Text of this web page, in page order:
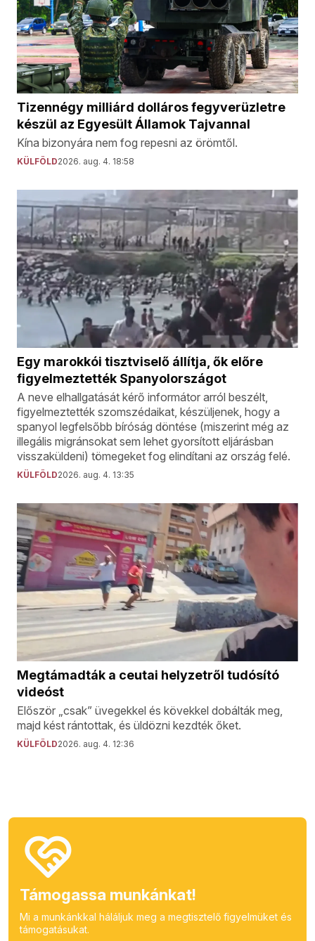
Tizennégy milliárd dolláros fegyverüzletre
készül az Egyesült Államok Tajvannal
Kína bizonyára nem fog repesni az örömtől.
KÜLFÖLD2026. aug. 4. 18:58
Egy marokkói tisztviselő állítja, ők előre
figyelmeztették Spanyolországot
A neve elhallgatását kérő informátor arról beszélt,
figyelmeztették szomszédaikat, készüljenek, hogy a
spanyol legfelsőbb bíróság döntése (miszerint még az
illegális migránsokat sem lehet gyorsított eljárásban
visszaküldeni) tömegeket fog elindítani az ország felé.
KÜLFÖLD2026. aug. 4. 13:35
Megtámadták a ceutai helyzetről tudósító
videóst
Először „csak” üvegekkel és kövekkel dobálták meg,
majd kést rántottak, és üldözni kezdték őket.
KÜLFÖLD2026. aug. 4. 12:36
Támogassa munkánkat!
Mi a munkánkkal háláljuk meg a megtisztelő figyelmüket és
támogatásukat.